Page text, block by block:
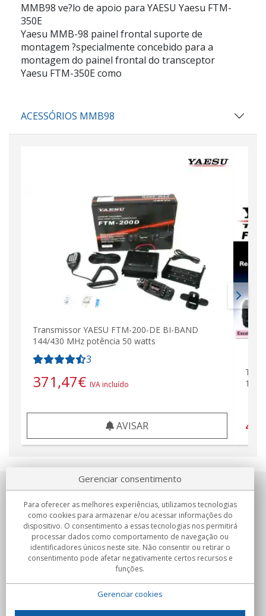
MMB98 ve?lo de apoio para YAESU Yaesu FTM-
350E
Yaesu MMB-98 painel frontal suporte de
montagem ?specialmente concebido para a
montagem do painel frontal do transceptor
Yaesu FTM-350E como
ACESSÓRIOS MMB98
Transmissor YAESU FTM-200-DE BI-BAND
144/430 MHz potência 50 watts
3
371,47€ IVA incluído
AVISAR
144/
Sobre nosotros
Compromissos
Compras
Gerenciar consentimento
Para oferecer as melhores experiências, utilizamos tecnologias
como cookies para armazenar e/ou acessar informações do
dispositivo. O consentimento a essas tecnologias nos permitirá
processar dados como comportamento de navegação ou
identificadores únicos neste site. Não consentir ou retirar o
consentimento pode afetar negativamente certos recursos e
funções.
Gerenciar cookies